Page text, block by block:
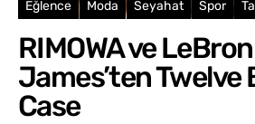
Eğlence Moda Seyahat Spor
RIMOWA ve LeBron
James’ten Twelve
Case